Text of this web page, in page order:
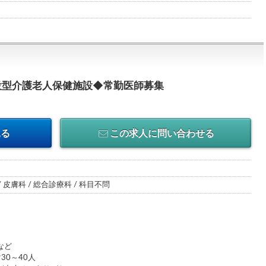
介護老人保健施設◆常勤医師募集
この求人に問い合わせる
膚科 / 総合診療科 / 科目不問
ど
～40人